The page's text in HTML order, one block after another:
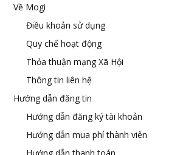
Về Mogi
Điều khoản sử dụng
Quy chế hoạt động
Thỏa thuận mạng Xã Hội
Thông tin liên hệ
Hướng dẫn đăng tin
Hướng dẫn đăng ký tài khoản
Hướng dẫn mua phí thành viên